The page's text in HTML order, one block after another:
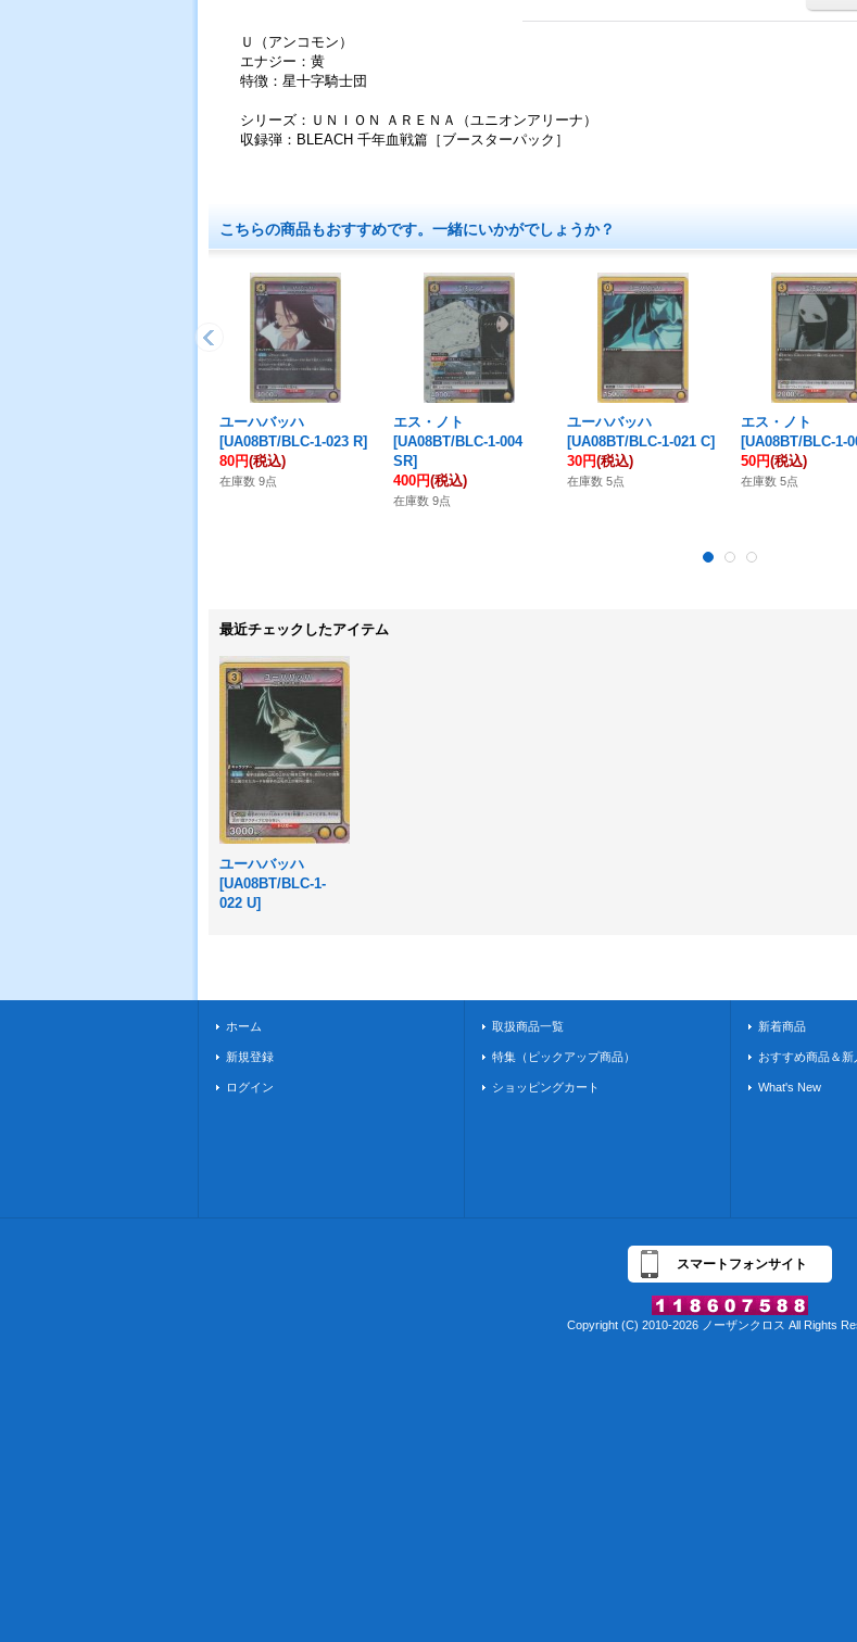
Ｕ（アンコモン）
エナジー：黄
特徴：星十字騎士団
シリーズ：ＵＮＩＯＮ ＡＲＥＮＡ（ユニオンアリーナ）
収録弾：BLEACH 千年血戦篇［ブースターパック］
こちらの商品もおすすめです。一緒にいかがでしょうか？
ユーハバッハ
[UA08BT/BLC-1-023 R]
80円(税込)
在庫数 9点
エス・ノト
[UA08BT/BLC-1-004
SR]
400円(税込)
在庫数 9点
ユーハバッハ
[UA08BT/BLC-1-021 C]
30円(税込)
在庫数 5点
エス・ノト
[UA08BT/BLC-1-
50円(税込)
在庫数 5点
最近チェックしたアイテム
ユーハバッハ
[UA08BT/BLC-1-
022 U]
ホーム
新規登録
ログイン
取扱商品一覧
特集（ピックアップ商品）
ショッピングカート
新着商品
おすすめ商品＆
What's New
スマートフォンサイト
Copyright (C) 2010-2026 ノーザンクロス All Rights